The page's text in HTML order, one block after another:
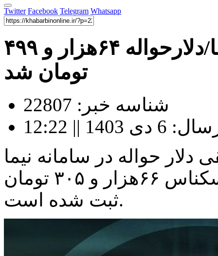
Twitter Facebook Telegram Whatsapp
آخرین قیمت ارز توافقی نیما/دلارحواله ۶۴هزار و ۴۹۹
تومان شد
شناسه خبر: 22807
|| 12:22
حواله در سامانه نیما
۶۴هزار و ۴۹۹ تومان و دلار اسکناس ۶۶هزار و ۳۰۵ تومان
ثبت شده است.